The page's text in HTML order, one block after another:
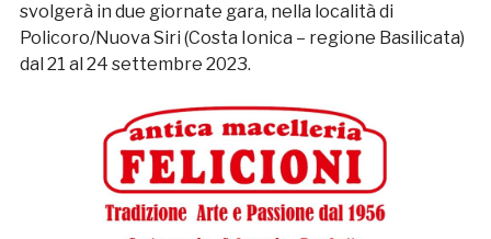
svolgerà in due giornate gara, nella località di
Policoro/Nuova Siri (Costa Ionica – regione Basilicata)
dal 21 al 24 settembre 2023.